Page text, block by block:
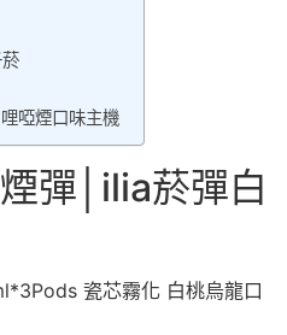
啞煙口味主機
彈│ilia菸彈白
瓷芯霧化 白桃烏龍口